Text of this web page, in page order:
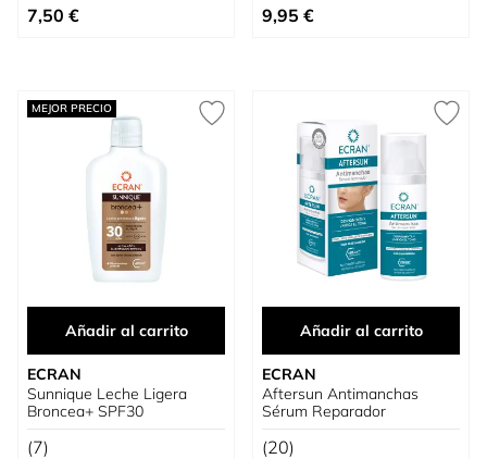
Precio especial
7,50 €
Precio especial
9,95 €
MEJOR PRECIO
Añadir al carrito
ECRAN
Sunnique Leche Ligera
Broncea+ SPF30
(7)
Añadir al carrito
ECRAN
Aftersun Antimanchas
Sérum Reparador
(20)